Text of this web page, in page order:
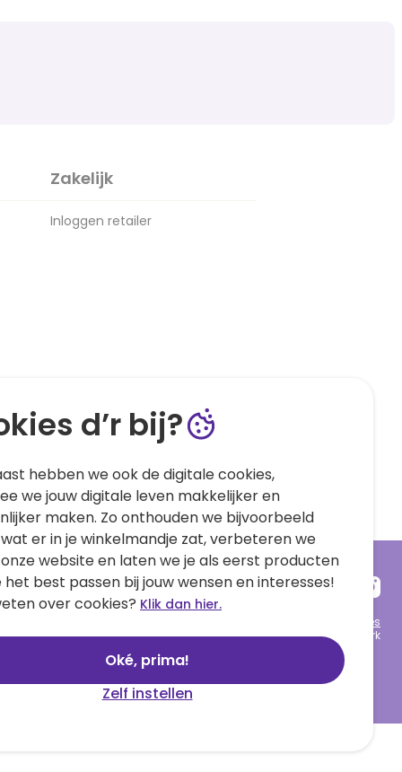
Zakelijk
Inloggen retailer
Cookies
© 1999 - 2025 Hallmark
d’r bij?
hebben we ook de digitale cookies,
we jouw digitale leven makkelijker en
maken. Zo onthouden we bijvoorbeeld
er in je winkelmandje zat, verbeteren we
website en laten we je als eerst producten
het best passen bij jouw wensen en interesses!
over cookies? Klik dan hier.
Oké, prima!
Zelf instellen